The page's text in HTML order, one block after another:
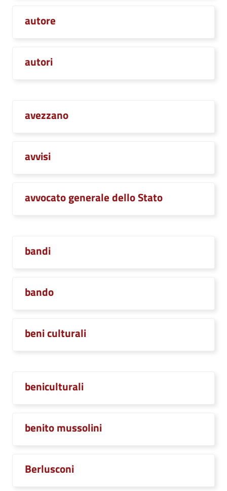
autore
autori
avezzano
avvisi
avvocato generale dello Stato
bandi
bando
beni culturali
beniculturali
benito mussolini
Berlusconi